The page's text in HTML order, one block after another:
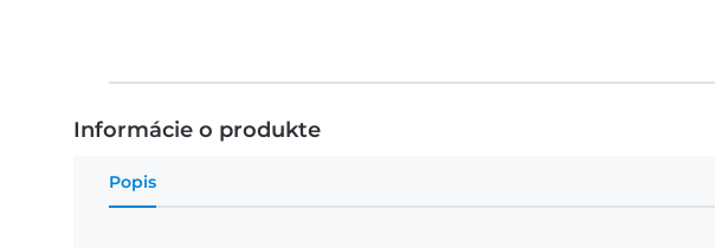
Informácie o produkte
Popis